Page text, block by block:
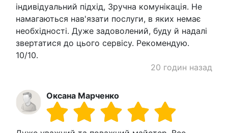
індивідуальний підхід, Зручна комунікація. Не
намагаються нав'язати послуги, в яких немає
необхідності. Дуже задоволений, буду й надалі
звертатися до цього сервісу. Рекомендую.
10/10.
20 годин назад
Оксана Марченко